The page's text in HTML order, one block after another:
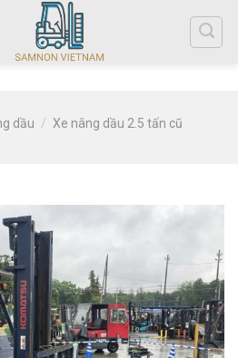
dầu / Xe nâng dầu 2.5 tấn cũ